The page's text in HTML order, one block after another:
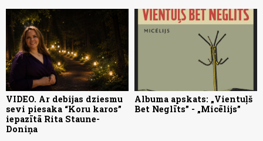
VIDEO. Ar debijas dziesmu
sevi piesaka “Koru karos”
iepazītā Rita Staune-
Doniņa
Albuma apskats: „Vientuļš
Bet Neglīts” - „Micēlijs”